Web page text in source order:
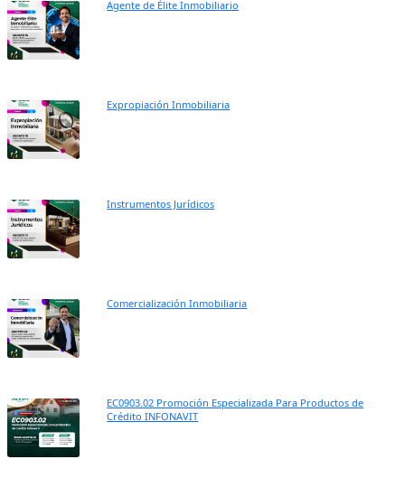
Agente de Élite Inmobiliario
Expropiación Inmobiliaria
Instrumentos Jurídicos
Comercialización Inmobiliaria
EC0903.02 Promoción Especializada Para Productos de
Crédito INFONAVIT